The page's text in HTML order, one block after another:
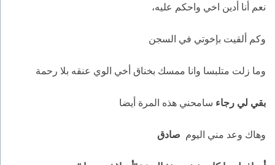
نعم أنا أدين اخي واحكم عليه،
وكم ألقيت بإخوتي في السجن
وما زلت متلبسا وانا ممسك بخناق أخي الوي عنقه بلا رحمة
بقي لي رجاء سامحني هذه المرة أيضا
وهاك وعد مني اليوم صادق